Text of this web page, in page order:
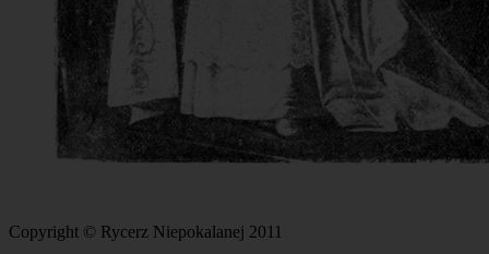
Copyright © Rycerz Niepokalanej 2011